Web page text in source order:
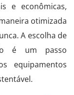
e econômicas,
otimizada
A escolha de
é um passo
equipamentos